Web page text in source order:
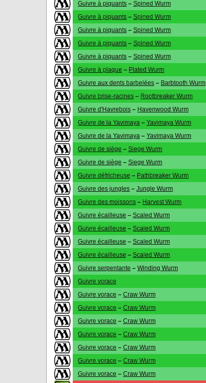
Guivre à piquants – Spined Wurm
Guivre à piquants – Spined Wurm
Guivre à piquants – Spined Wurm
Guivre à piquants – Spined Wurm
Guivre à piquants – Spined Wurm
Guivre à plaque – Plated Wurm
Guivre aux dents barbelées – Barbtooth Wurm
Guivre brise-racines – Rootbreaker Wurm
Guivre d'Havrebois – Havenwood Wurm
Guivre de la Yavimaya – Yavimaya Wurm
Guivre de la Yavimaya – Yavimaya Wurm
Guivre de siège – Siege Wurm
Guivre de siège – Siege Wurm
Guivre défricheuse – Pathbreaker Wurm
Guivre des jungles – Jungle Wurm
Guivre des moissons – Harvest Wurm
Guivre écailleuse – Scaled Wurm
Guivre écailleuse – Scaled Wurm
Guivre écailleuse – Scaled Wurm
Guivre écailleuse – Scaled Wurm
Guivre serpentante – Winding Wurm
Guivre vorace
Guivre vorace – Craw Wurm
Guivre vorace – Craw Wurm
Guivre vorace – Craw Wurm
Guivre vorace – Craw Wurm
Guivre vorace – Craw Wurm
Guivre vorace – Craw Wurm
Guivre vorace – Craw Wurm